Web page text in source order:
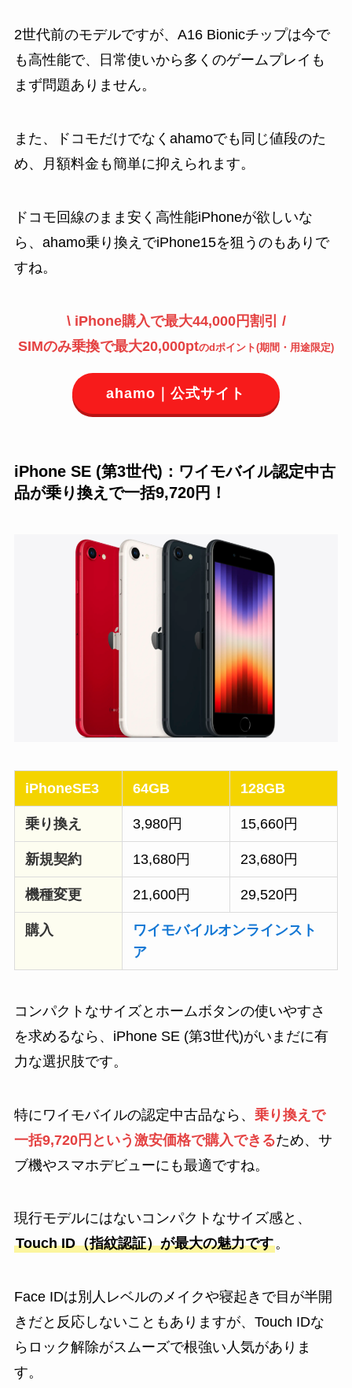
2世代前のモデルですが、A16 Bionicチップは今で
も高性能で、日常使いから多くのゲームプレイも
まず問題ありません。
また、ドコモだけでなくahamoでも同じ値段のた
め、月額料金も簡単に抑えられます。
ドコモ回線のまま安く高性能iPhoneが欲しいな
ら、ahamo乗り換えでiPhone15を狙うのもありで
すね。
\ iPhone購入で最大44,000円割引 /
SIMのみ乗換で最大20,000ptのdポイント(期間・用途限定)
ahamo｜公式サイト
iPhone SE (第3世代)：ワイモバイル認定中古
品が乗り換えで一括9,720円！
iPhoneSE3 64GB 128GB
乗り換え 3,980円 15,660円
新規契約 13,680円 23,680円
機種変更 21,600円 29,520円
購入
ワイモバイルオンラインスト
ア
コンパクトなサイズとホームボタンの使いやすさ
を求めるなら、iPhone SE (第3世代)がいまだに有
力な選択肢です。
特にワイモバイルの認定中古品なら、 乗り換えで
一括9,720円という激安価格で購入できるため、サ
ブ機やスマホデビューにも最適ですね。
現行モデルにはないコンパクトなサイズ感と、
Touch ID（指紋認証）が最大の魅力です。
Face IDは別人レベルのメイクや寝起きで目が半開
きだと反応しないこともありますが、Touch IDな
らロック解除がスムーズで根強い人気がありま
す。